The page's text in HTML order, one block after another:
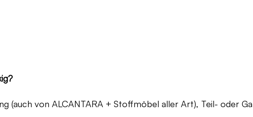
(auch von ALCANTARA + Stoffmöbel aller Art), Teil- oder